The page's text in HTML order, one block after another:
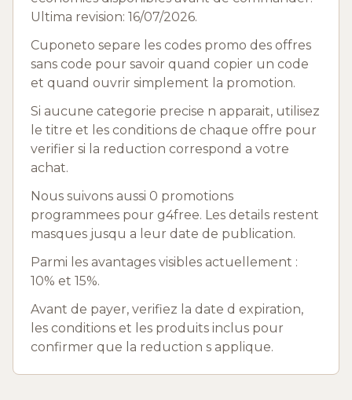
Ultima revision: 16/07/2026.
Cuponeto separe les codes promo des offres
sans code pour savoir quand copier un code
et quand ouvrir simplement la promotion.
Si aucune categorie precise n apparait, utilisez
le titre et les conditions de chaque offre pour
verifier si la reduction correspond a votre
achat.
Nous suivons aussi 0 promotions
programmees pour g4free. Les details restent
masques jusqu a leur date de publication.
Parmi les avantages visibles actuellement :
10% et 15%.
Avant de payer, verifiez la date d expiration,
les conditions et les produits inclus pour
confirmer que la reduction s applique.